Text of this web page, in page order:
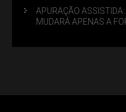
APURAÇÃO
MUDARÁ APENAS A